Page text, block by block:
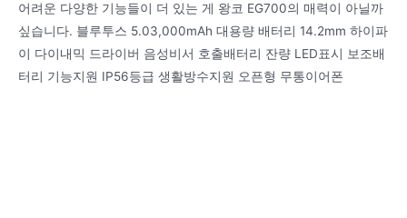
어려운 다양한 기능들이 더 있는 게 왕코 EG700의 매력이 아닐까
싶습니다. 블루투스 5.03,000mAh 대용량 배터리 14.2mm 하이파
이 다이내믹 드라이버 음성비서 호출배터리 잔량 LED표시 보조배
터리 기능지원 IP56등급 생활방수지원 오픈형 무통이어폰